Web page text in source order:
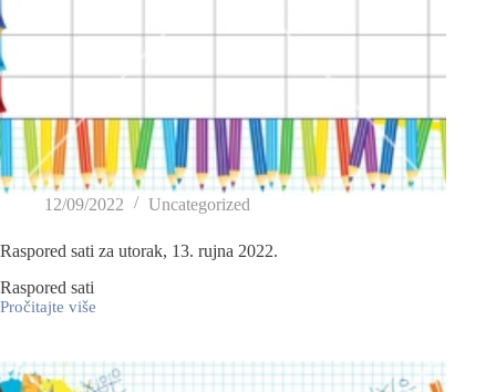
12/09/2022 Uncategorized
Raspored sati za utorak, 13. rujna 2022.
Raspored sati
Pročitajte više